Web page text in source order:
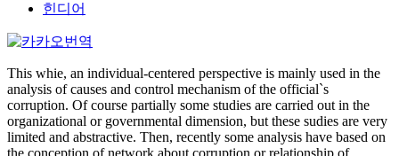
힌디어
This whie, an individual-centered perspective is mainly used in the
analysis of causes and control mechanism of the official`s
corruption. Of course partially some studies are carried out in the
organizational or governmental dimension, but these sudies are very
limited and abstractive. Then, recently some analysis have based on
the conception of network about corruption or relationship of